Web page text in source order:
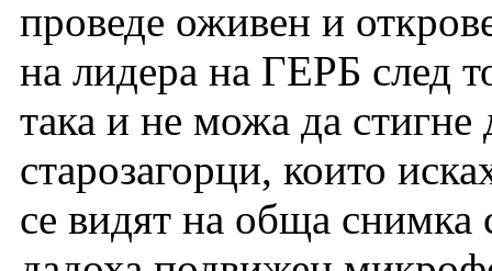
проведе оживен и
на лидера на ГЕРБ след
така и не можа да стигне
старозагорци, които
се видят на обща снимка